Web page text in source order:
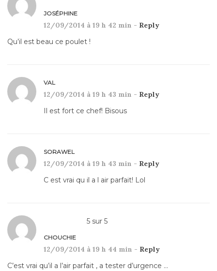
JOSÉPHINE
12/09/2014 à 19 h 42 min - Reply
Qu’il est beau ce poulet !
VAL
12/09/2014 à 19 h 43 min - Reply
Il est fort ce chef! Bisous
SORAWEL
12/09/2014 à 19 h 43 min - Reply
C est vrai qu il a l air parfait! Lol
5 sur 5
CHOUCHIE
12/09/2014 à 19 h 44 min - Reply
C’est vrai qu’il a l’air parfait , a tester d’urgence …